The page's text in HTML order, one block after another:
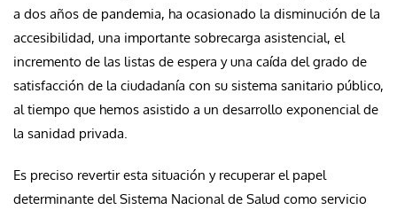
a dos años de pandemia, ha ocasionado la disminución de la
accesibilidad, una importante sobrecarga asistencial, el
incremento de las listas de espera y una caída del grado de
satisfacción de la ciudadanía con su sistema sanitario público,
al tiempo que hemos asistido a un desarrollo exponencial de
la sanidad privada.
Es preciso revertir esta situación y recuperar el papel
determinante del Sistema Nacional de Salud como servicio